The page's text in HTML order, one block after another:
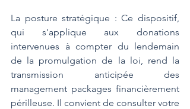
La posture stratégique : Ce dispositif,
qui s'applique aux donations
intervenues à compter du lendemain
de la promulgation de la loi, rend la
transmission anticipée des
management packages financièrement
périlleuse. Il convient de consulter votre